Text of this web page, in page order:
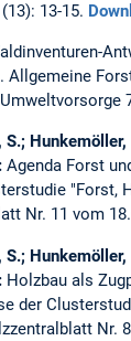
13-15.
Allgemeine
S.;
Agenda Forst
"Forst,
Nr. 11 vom
Holzbau als
der
Nr.